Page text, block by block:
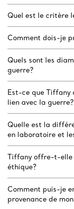
Quel est le critère
Comment dois-je
Quels sont les
guerre?
Est-ce que Tiffany
lien avec la guerre?
Quelle est la
en laboratoire et
Tiffany offre-t-elle
éthique?
Comment puis-je
provenance de